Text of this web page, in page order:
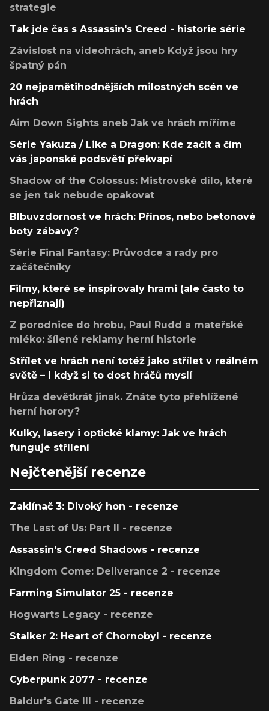
strategie
Tak jde čas s Assassin's Creed - historie série
Závislost na videohrách, aneb Když jsou hry
špatný pán
20 nejpamětihodnějších milostných scén ve
hrách
Aim Down Sights aneb Jak ve hrách míříme
Série Yakuza / Like a Dragon: Kde začít a čím
vás japonské podsvětí překvapí
Shadow of the Colossus: Mistrovské dílo, které
se jen tak nebude opakovat
Blbuvzdornost ve hrách: Přínos, nebo betonové
boty zábavy?
Série Final Fantasy: Průvodce a rady pro
začátečníky
Filmy, které se inspirovaly hrami (ale často to
nepřiznají)
Z porodnice do hrobu, Paul Rudd a mateřské
mléko: šílené reklamy herní historie
Střílet ve hrách není totéž jako střílet v reálném
světě – i když si to dost hráčů myslí
Hrůza devětkrát jinak. Znáte tyto přehlížené
herní horory?
Kulky, lasery i optické klamy: Jak ve hrách
funguje střílení
Nejčtenější recenze
Zaklínač 3: Divoký hon - recenze
The Last of Us: Part II - recenze
Assassin's Creed Shadows - recenze
Kingdom Come: Deliverance 2 - recenze
Farming Simulator 25 - recenze
Hogwarts Legacy - recenze
Stalker 2: Heart of Chornobyl - recenze
Elden Ring - recenze
Cyberpunk 2077 - recenze
Baldur's Gate III - recenze